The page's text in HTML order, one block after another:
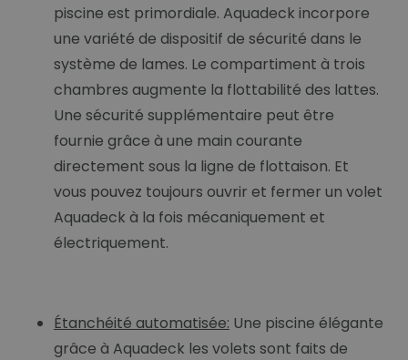
piscine est primordiale. Aquadeck incorpore
une variété de dispositif de sécurité dans le
système de lames. Le compartiment à trois
chambres augmente la flottabilité des lattes.
Une sécurité supplémentaire peut être
fournie grâce à une main courante
directement sous la ligne de flottaison. Et
vous pouvez toujours ouvrir et fermer un volet
Aquadeck à la fois mécaniquement et
électriquement.
Étanchéité automatisée: Une piscine élégante
grâce à Aquadeck les volets sont faits de